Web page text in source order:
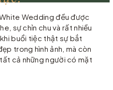
Wedding đều được
sự chỉn chu và rất nhiều
buổi tiệc thật sự bắt
trong hình ảnh, mà còn
cả những người có mặt